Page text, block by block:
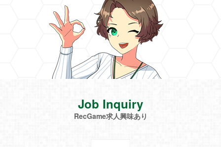
Job Inquiry
RecGame求人興味あり